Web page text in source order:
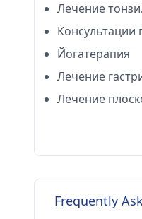
Лечение
Консультации
Йогатерапия
Лечение
Лечение
Frequently